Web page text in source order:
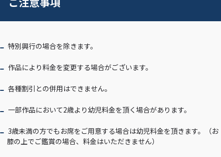
特別興行の場合を除きます。
作品により料金を変更する場合がございます。
各種割引との併用はできません。
一部作品において2歳より幼児料金を頂く場合があります。
3歳未満の方でもお席をご用意する場合は幼児料金を頂きます。（お
膝の上でご鑑賞の場合、料金はいただきません）